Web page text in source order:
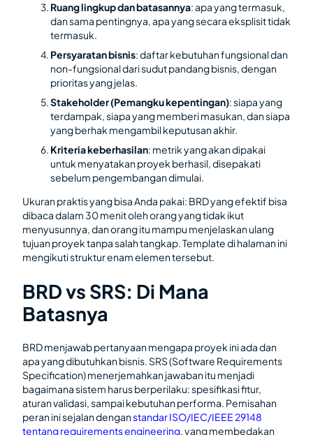
Ruang lingkup dan batasannya: apa yang termasuk,
dan sama pentingnya, apa yang secara eksplisit tidak
termasuk.
Persyaratan bisnis: daftar kebutuhan fungsional dan
non-fungsional dari sudut pandang bisnis, dengan
prioritas yang jelas.
Stakeholder (Pemangku kepentingan): siapa yang
terdampak, siapa yang memberi masukan, dan siapa
yang berhak mengambil keputusan akhir.
Kriteria keberhasilan: metrik yang akan dipakai
untuk menyatakan proyek berhasil, disepakati
sebelum pengembangan dimulai.
Ukuran praktis yang bisa Anda pakai: BRD yang efektif bisa
dibaca dalam 30 menit oleh orang yang tidak ikut
menyusunnya, dan orang itu mampu menjelaskan ulang
tujuan proyek tanpa salah tangkap. Template di halaman ini
mengikuti struktur enam elemen tersebut.
BRD vs SRS: Di Mana
Batasnya
BRD menjawab pertanyaan mengapa proyek ini ada dan
apa yang dibutuhkan bisnis. SRS (Software Requirements
Specification) menerjemahkan jawaban itu menjadi
bagaimana sistem harus berperilaku: spesifikasi fitur,
aturan validasi, sampai kebutuhan performa. Pemisahan
peran ini sejalan denganstandar ISO/IEC/IEEE 29148
tentang requirements engineering, yang membedakan